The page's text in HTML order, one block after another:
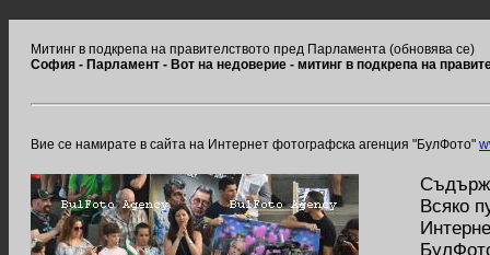
Митинг в подкрепа на правителството пред Парламента (обновява се)
София - Парламент - Вот на недоверие - митинг в подкрепа на
Вие се намирате в сайта на Интернет фотографска агенция "БулФото"
Всяко